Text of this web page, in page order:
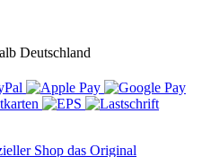
Deutschland